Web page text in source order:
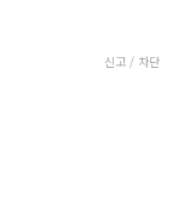
신고 / 차단